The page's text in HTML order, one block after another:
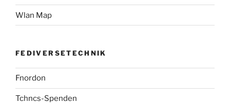
Wlan Map
FEDIVERSETECHNIK
Fnordon
Tchncs-Spenden